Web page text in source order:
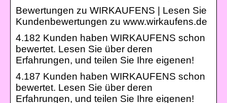
Bewertungen zu WIRKAUFENS | Lesen Sie
Kundenbewertungen zu www.wirkaufens.de
4.182 Kunden haben WIRKAUFENS schon
bewertet. Lesen Sie über deren
Erfahrungen, und teilen Sie Ihre eigenen!
4.187 Kunden haben WIRKAUFENS schon
bewertet. Lesen Sie über deren
Erfahrungen, und teilen Sie Ihre eigenen!